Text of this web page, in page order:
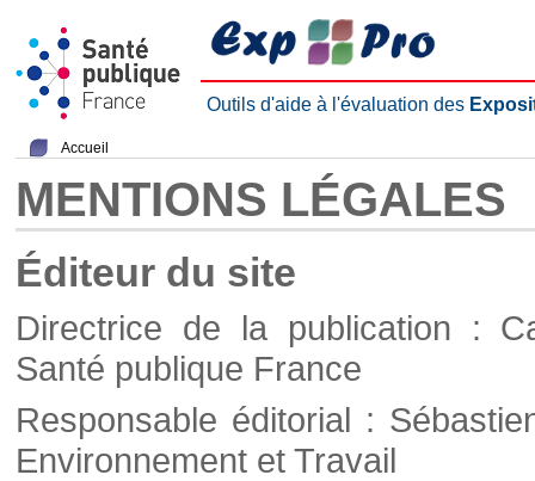
Outils d'aide à l'évaluation des
Accueil
MENTIONS LÉGALES
Éditeur du site
Directrice de la publication :
Santé publique France
Responsable éditorial :
Environnement et Travail